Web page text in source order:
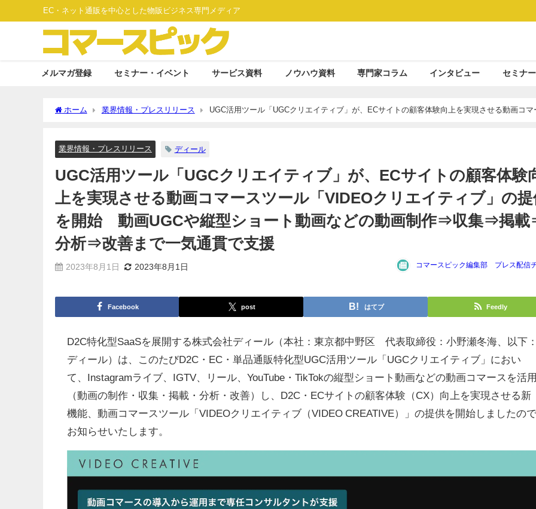
EC・ネット通販を中心とした物販ビジネス専門メディア
メルマガ登録 セミナー・イベント サービス資料 ノウハウ資料 専門家コラム インタビュー セミナ
ホーム 業界情報・プレスリリース
UGC活用ツール「UGCクリエイティブ」が、ECサイトの顧客体験向上を実現させる動画コマ
業界情報・プレスリリース ディール
UGC活用ツール「UGCクリエイティブ」が、ECサイトの顧客体験
上を実現させる動画コマースツール「VIDEOクリエイティブ」の提
を開始 動画UGCや縦型ショート動画などの動画制作⇒収集⇒掲
分析⇒改善まで一気通貫で支援
2023年8月1日 2023年8月1日 コマースピック編集部 プレス配信
Facebook post はてブ Feedly
D2C特化型SaaSを展開する株式会社ディール（本社：東京都中野区 代表取締役：小野瀬冬海、以下
ディール）は、このたびD2C・EC・単品通販特化型UGC活用ツール「UGCクリエイティブ」におい
て、Instagramライブ、IGTV、リール、YouTube・TikTokの縦型ショート動画などの動画コマースを活
（動画の制作・収集・掲載・分析・改善）し、D2C・ECサイトの顧客体験（CX）向上を実現させる新
機能、動画コマースツール「VIDEOクリエイティブ（VIDEO CREATIVE）」の提供を開始しましたので
お知らせいたします。